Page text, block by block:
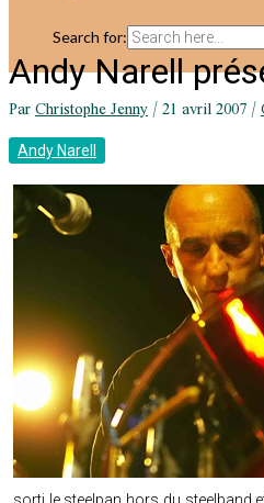
Search for:
Andy Narell
ParChristophe Jenny/21 avril 2007/
Andy Narell
sorti le steelpan hors du steelband